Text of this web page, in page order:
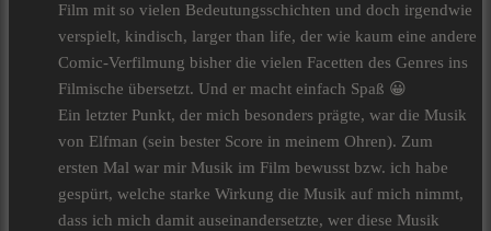
Film mit so vielen Bedeutungsschichten und doch irgendwie
verspielt, kindisch, larger than life, der wie kaum eine andere
Comic-Verfilmung bisher die vielen Facetten des Genres ins
Filmische übersetzt. Und er macht einfach Spaß 😀
Ein letzter Punkt, der mich besonders prägte, war die Musik
von Elfman (sein bester Score in meinem Ohren). Zum
ersten Mal war mir Musik im Film bewusst bzw. ich habe
gespürt, welche starke Wirkung die Musik auf mich nimmt,
dass ich mich damit auseinandersetzte, wer diese Musik